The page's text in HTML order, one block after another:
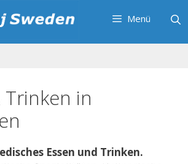
Menü
Trinken in
Essen und Trinken.